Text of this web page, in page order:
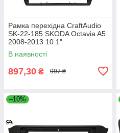
Рамка перехідна CraftAudio
SK-22-185 SKODA Octavia A5
2008-2013 10.1"
В наявності
897,30 ₴ 997 ₴
–10%